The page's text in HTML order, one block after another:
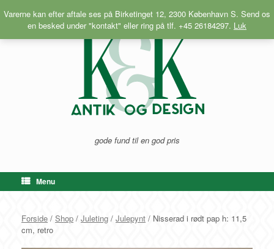
Varerne kan efter aftale ses på Birketinget 12, 2300 København S. Send os
en besked under "kontakt" eller ring på tlf. +45 26184297. Luk
til
gode fund til en god pris
Menu
Forside / Shop / Juleting / Julepynt / Nisserad i rødt pap h: 11,5
cm, retro